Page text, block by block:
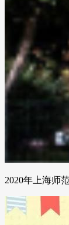
2020年上海师